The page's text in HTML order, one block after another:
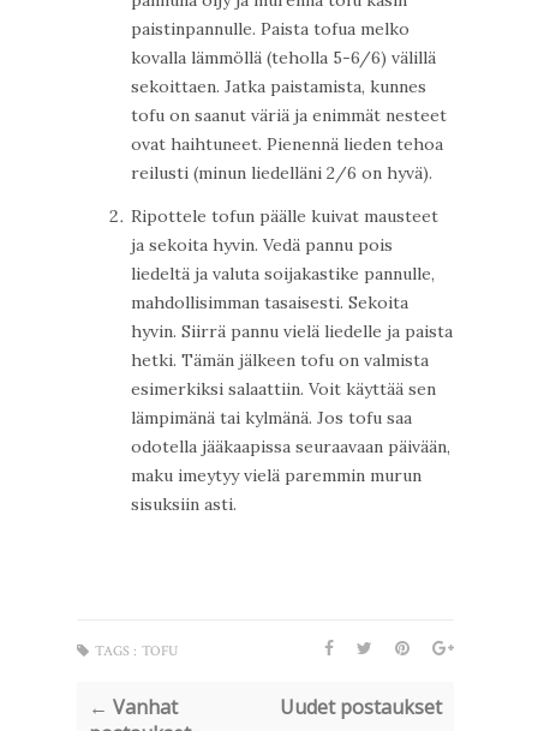
paistinpannulle. Paista tofua melko
kovalla lämmöllä (teholla 5-6/6) välillä
sekoittaen. Jatka paistamista, kunnes
tofu on saanut väriä ja enimmät nesteet
ovat haihtuneet. Pienennä lieden tehoa
reilusti (minun liedelläni 2/6 on hyvä).
Ripottele tofun päälle kuivat mausteet
ja sekoita hyvin. Vedä pannu pois
liedeltä ja valuta soijakastike pannulle,
mahdollisimman tasaisesti. Sekoita
hyvin. Siirrä pannu vielä liedelle ja paista
hetki. Tämän jälkeen tofu on valmista
esimerkiksi salaattiin. Voit käyttää sen
lämpimänä tai kylmänä. Jos tofu saa
odotella jääkaapissa seuraavaan päivään,
maku imeytyy vielä paremmin murun
sisuksiin asti.
TAGS : TOFU
← Vanhat
Uudet postaukset